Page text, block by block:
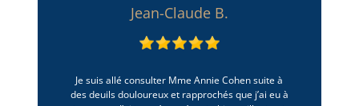
Jean-Claude B.
Je suis allé consulter Mme Annie Cohen suite à
des deuils douloureux et rapprochés que j’ai eu à